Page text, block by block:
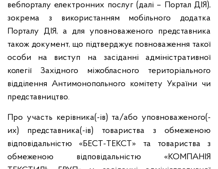
вебпорталу електронних послуг (далі – Портал ДІЯ),
зокрема з використанням мобільного додатка
Порталу ДІЯ, а для уповноваженого представника
також документ, що підтверджує повноваження такої
особи на виступ на засіданні адміністративної
колегії Західного міжобласного територіального
відділення Антимонопольного комітету України чи
представництво.
Про участь керівника(-ів) та/або уповноваженого(-
их) представника(-ів) товариства з обмеженою
відповідальністю «БЕСТ-ТЕКСТ» та товариства з
обмеженою відповідальністю «КОМПАНІЯ